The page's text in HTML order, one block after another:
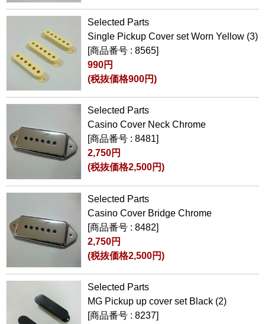
Selected Parts
Single Pickup Cover set Worn Yellow (3)
[商品番号 : 8565]
990円
(税抜価格900円)
Selected Parts
Casino Cover Neck Chrome
[商品番号 : 8481]
2,750円
(税抜価格2,500円)
Selected Parts
Casino Cover Bridge Chrome
[商品番号 : 8482]
2,750円
(税抜価格2,500円)
Selected Parts
MG Pickup up cover set Black (2)
[商品番号 : 8237]